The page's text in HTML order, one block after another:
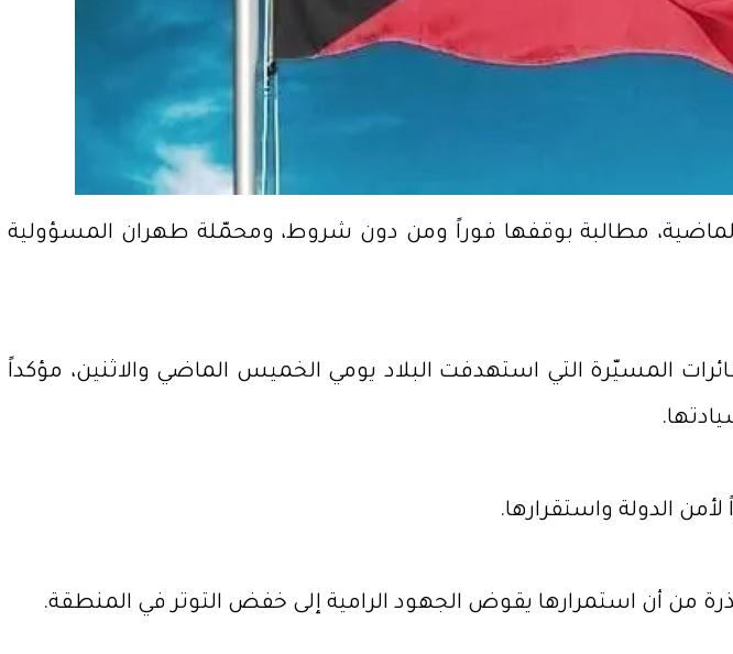
الماضية، مطالبة بوقفها فوراً ومن دون شروط، ومحمّلة طهران المسؤولية
المسيّرة التي استهدفت البلاد يومي الخميس الماضي والاثنين، مؤكداً
الدولة واستقرارها.
من أن استمرارها يقوض الجهود الرامية إلى خفض التوتر في المنطقة.